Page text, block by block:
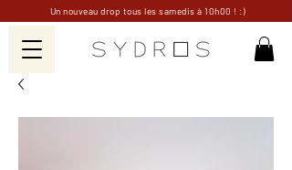
Un nouveau drop tous les samedis à 10h00 ! :)